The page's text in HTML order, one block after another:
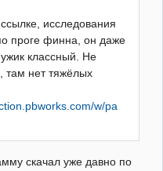
исследования
проге финна, он даже
классный. Не
там нет тяжёлых
w/pa
скачал уже давно по